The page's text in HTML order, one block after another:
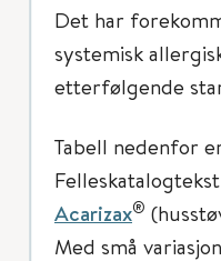
Det har
systemisk
etterfølgende
Tabell nedenfor
Acarizax®
Med små